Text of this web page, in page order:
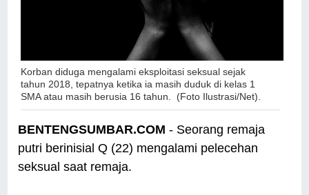
Korban diduga mengalami eksploitasi seksual sejak
tahun 2018, tepatnya ketika ia masih duduk di kelas 1
SMA atau masih berusia 16 tahun. (Foto Ilustrasi/Net).
BENTENGSUMBAR.COM - Seorang remaja
putri berinisial Q (22) mengalami pelecehan
seksual saat remaja.